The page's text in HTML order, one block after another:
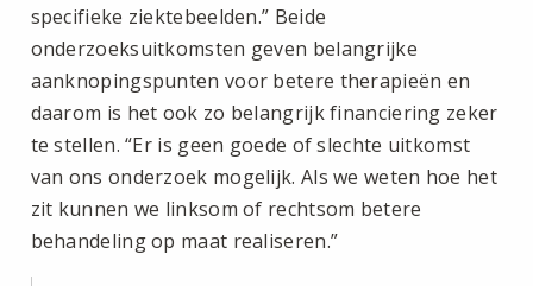
specifieke ziektebeelden.” Beide
onderzoeksuitkomsten geven belangrijke
aanknopingspunten voor betere therapieën en
daarom is het ook zo belangrijk financiering zeker
te stellen. “Er is geen goede of slechte uitkomst
van ons onderzoek mogelijk. Als we weten hoe het
zit kunnen we linksom of rechtsom betere
behandeling op maat realiseren.”